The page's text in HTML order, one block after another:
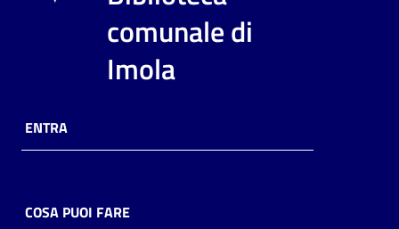
Risorse
online
comunale di
Imola
ENTRA
COSA PUOI FARE